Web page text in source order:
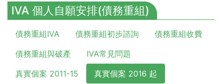
IVA 個人自願安排(債務重組)
債務重組IVA 債務重組初步諮詢
債務重組收費
債務重組與破產
IVA常見問題
真實個案 2011-15
真實個案 2016 起